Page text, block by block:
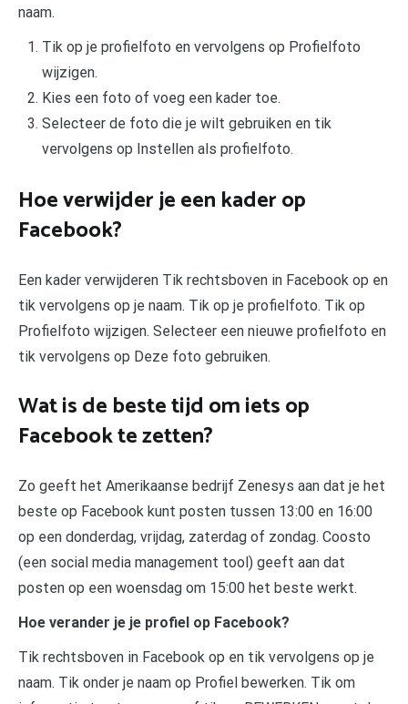
naam.
Tik op je profielfoto en vervolgens op Profielfoto
wijzigen.
Kies een foto of voeg een kader toe.
Selecteer de foto die je wilt gebruiken en tik
vervolgens op Instellen als profielfoto.
Hoe verwijder je een kader op
Facebook?
Een kader verwijderen Tik rechtsboven in Facebook op en
tik vervolgens op je naam. Tik op je profielfoto. Tik op
Profielfoto wijzigen. Selecteer een nieuwe profielfoto en
tik vervolgens op Deze foto gebruiken.
Wat is de beste tijd om iets op
Facebook te zetten?
Zo geeft het Amerikaanse bedrijf Zenesys aan dat je het
beste op Facebook kunt posten tussen 13:00 en 16:00
op een donderdag, vrijdag, zaterdag of zondag. Coosto
(een social media management tool) geeft aan dat
posten op een woensdag om 15:00 het beste werkt.
Hoe verander je je profiel op Facebook?
Tik rechtsboven in Facebook op en tik vervolgens op je
naam. Tik onder je naam op Profiel bewerken. Tik om